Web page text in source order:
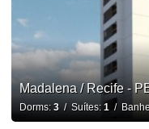
Madalena / Recife -
Dorms: 3/ Suítes: 1 /